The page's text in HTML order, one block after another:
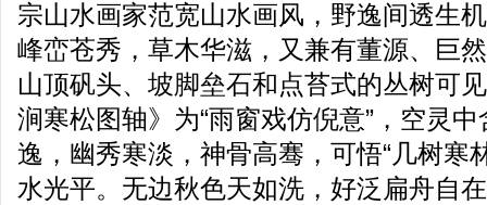
宗山水画家范宽山水画风，野逸间透生
峰峦苍秀，草木华滋，又兼有董源、巨
山顶矾头、坡脚垒石和点苔式的丛树可
涧寒松图轴》为“雨窗戏仿倪意”，空灵
逸，幽秀寒淡，神骨高骞，可悟“几树寒
水光平。无边秋色天如洗，好泛扁舟自